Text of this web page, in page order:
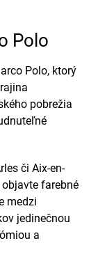
Polo
Polo, ktorý
pobrežia
či Aix-en-
farebné
medzi
jedinečnou
a